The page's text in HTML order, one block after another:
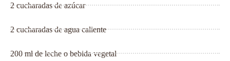
2 cucharadas de azúcar
2 cucharadas de agua caliente
200 ml de leche o bebida vegetal